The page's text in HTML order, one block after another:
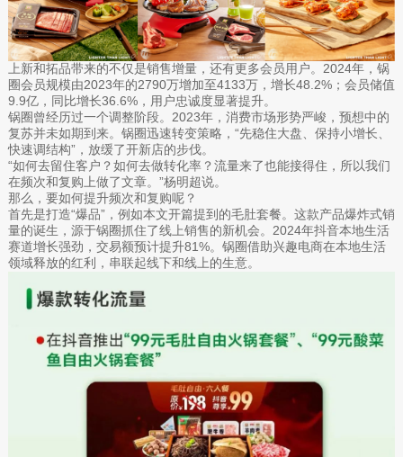
上新和拓品带来的不仅是销售增量，还有更多会员用户。2024年，锅
圈会员规模由2023年的2790万增加至4133万，增长48.2%；会员储值
9.9亿，同比增长36.6%，用户忠诚度显著提升。
锅圈曾经历过一个调整阶段。2023年，消费市场形势严峻，预想中的
复苏并未如期到来。锅圈迅速转变策略，“先稳住大盘、保持小增长、
快速调结构”，放缓了开新店的步伐。
“如何去留住客户？如何去做转化率？流量来了也能接得住，所以我们
在频次和复购上做了文章。”杨明超说。
那么，要如何提升频次和复购呢？
首先是打造“爆品”，例如本文开篇提到的毛肚套餐。这款产品爆炸式销
量的诞生，源于锅圈抓住了线上销售的新机会。2024年抖音本地生活
赛道增长强劲，交易额预计提升81%。锅圈借助兴趣电商在本地生活
领域释放的红利，串联起线下和线上的生意。